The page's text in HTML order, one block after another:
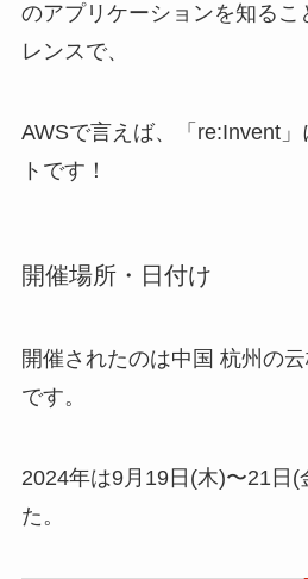
のアプリケーションを知るこ
レンスで、
AWSで言えば、「re:Invent
トです！
開催場所・日付け
開催されたのは中国 杭州の
です。
2024年は9月19日(木)〜21日(
た。